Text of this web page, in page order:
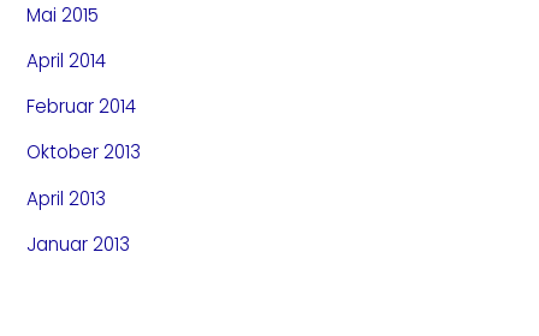
Mai 2015
April 2014
Februar 2014
Oktober 2013
April 2013
Januar 2013